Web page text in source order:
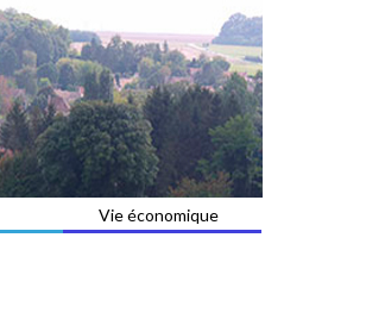
Vie économique